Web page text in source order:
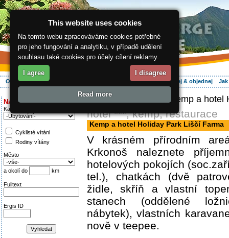
O regionu Aktivně Ubytování Hledej & objednej
Najděte si:
Kategorie
Cyklisté vítáni
Rodiny vítány
Město
a okolí do km
Fulltext
Ergis ID
ergis.cz > Kemp a hotel
hotel ***, kemp, restaurace
Kemp a hotel Holiday Park Liščí Farma
V krásném přírodním
Krkonoš naleznete
hotelových pokojích
tel.), chatkách (dvě
židle, skříň a vlastní
stanech (oddělené
nábytek), vlastních
nově v teepee.
This website uses cookies
Na tomto webu zpracováváme cookies potřebné
pro jeho fungování a analytiku, v případě udělení
souhlasu také cookies pro účely cílení reklamy.
I agree I disagree
Read more